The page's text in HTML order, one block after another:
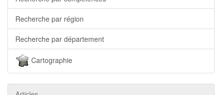
Recherche par région
Recherche par département
Cartographie